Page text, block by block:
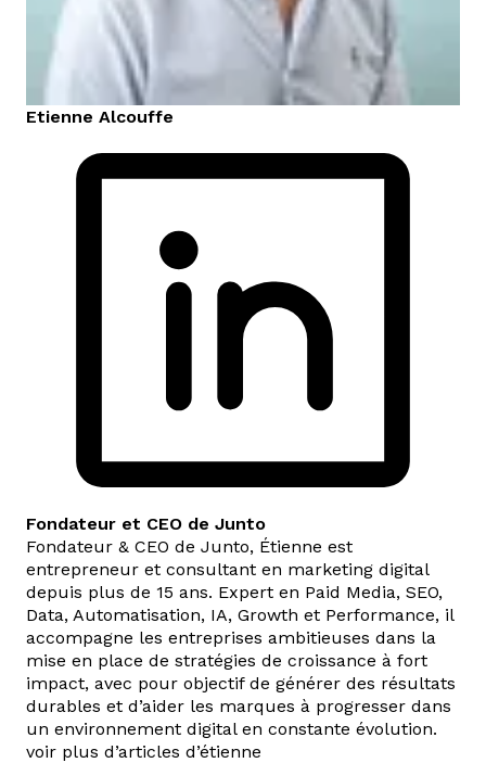
Etienne Alcouffe
Fondateur et CEO de Junto
Fondateur & CEO de Junto, Étienne est
entrepreneur et consultant en marketing digital
depuis plus de 15 ans. Expert en Paid Media, SEO,
Data, Automatisation, IA, Growth et Performance, il
accompagne les entreprises ambitieuses dans la
mise en place de stratégies de croissance à fort
impact, avec pour objectif de générer des résultats
durables et d’aider les marques à progresser dans
un environnement digital en constante évolution.
voir plus d’articles d’étienne